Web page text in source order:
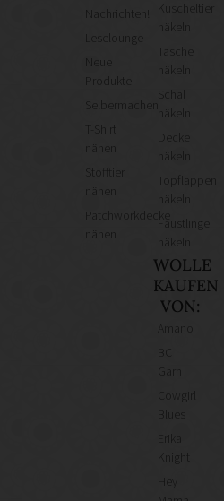
Nachrichten!
Leselounge
Produkte
Selbermachen
T-Shirt
Stofftier
Patchworkdecke
Kuscheltier
häkeln
Tasche
häkeln
Topflappen
häkeln
Fäustlinge
WOLLE
KAUFEN
VON:
Cowgirl
Knight